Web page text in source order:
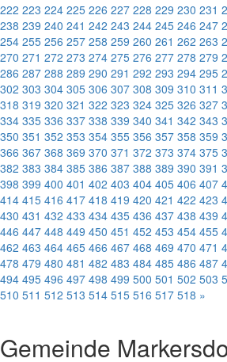
222 223 224 225 226 227 228 229 230 231
238 239 240 241 242 243 244 245 246 247
254 255 256 257 258 259 260 261 262 263
270 271 272 273 274 275 276 277 278 279
286 287 288 289 290 291 292 293 294 295
302 303 304 305 306 307 308 309 310 311
318 319 320 321 322 323 324 325 326 327
334 335 336 337 338 339 340 341 342 343
350 351 352 353 354 355 356 357 358 359
366 367 368 369 370 371 372 373 374 375
382 383 384 385 386 387 388 389 390 391
398 399 400 401 402 403 404 405 406 407
414 415 416 417 418 419 420 421 422 423
430 431 432 433 434 435 436 437 438 439
446 447 448 449 450 451 452 453 454 455
462 463 464 465 466 467 468 469 470 471
478 479 480 481 482 483 484 485 486 487
494 495 496 497 498 499 500 501 502 503
510 511 512 513 514 515 516 517 518 »
Gemeinde